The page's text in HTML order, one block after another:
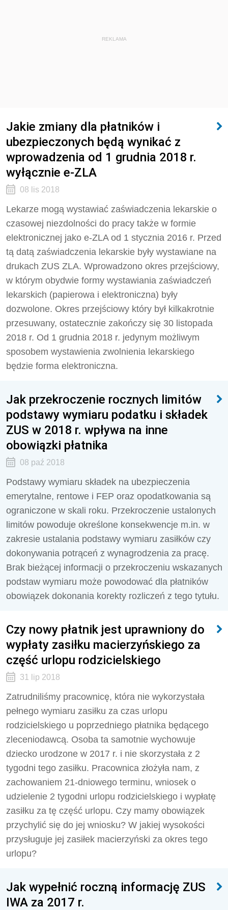
REKLAMA
Jakie zmiany dla płatników i
ubezpieczonych będą wynikać z
wprowadzenia od 1 grudnia 2018 r.
wyłącznie e-ZLA
08 lis 2018
Lekarze mogą wystawiać zaświadczenia lekarskie o
czasowej niezdolności do pracy także w formie
elektronicznej jako e-ZLA od 1 stycznia 2016 r. Przed
tą datą zaświadczenia lekarskie były wystawiane na
drukach ZUS ZLA. Wprowadzono okres przejściowy,
w którym obydwie formy wystawiania zaświadczeń
lekarskich (papierowa i elektroniczna) były
dozwolone. Okres przejściowy który był kilkakrotnie
przesuwany, ostatecznie zakończy się 30 listopada
2018 r. Od 1 grudnia 2018 r. jedynym możliwym
sposobem wystawienia zwolnienia lekarskiego
będzie forma elektroniczna.
Jak przekroczenie rocznych limitów
podstawy wymiaru podatku i składek
ZUS w 2018 r. wpływa na inne
obowiązki płatnika
08 paź 2018
Podstawy wymiaru składek na ubezpieczenia
emerytalne, rentowe i FEP oraz opodatkowania są
ograniczone w skali roku. Przekroczenie ustalonych
limitów powoduje określone konsekwencje m.in. w
zakresie ustalania podstawy wymiaru zasiłków czy
dokonywania potrąceń z wynagrodzenia za pracę.
Brak bieżącej informacji o przekroczeniu wskazanych
podstaw wymiaru może powodować dla płatników
obowiązek dokonania korekty rozliczeń z tego tytułu.
Czy nowy płatnik jest uprawniony do
wypłaty zasiłku macierzyńskiego za
część urlopu rodzicielskiego
31 lip 2018
Zatrudniliśmy pracownicę, która nie wykorzystała
pełnego wymiaru zasiłku za czas urlopu
rodzicielskiego u poprzedniego płatnika będącego
zleceniodawcą. Osoba ta samotnie wychowuje
dziecko urodzone w 2017 r. i nie skorzystała z 2
tygodni tego zasiłku. Pracownica złożyła nam, z
zachowaniem 21-dniowego terminu, wniosek o
udzielenie 2 tygodni urlopu rodzicielskiego i wypłatę
zasiłku za tę część urlopu. Czy mamy obowiązek
przychylić się do jej wniosku? W jakiej wysokości
przysługuje jej zasiłek macierzyński za okres tego
urlopu?
Jak wypełnić roczną informację ZUS
IWA za 2017 r.